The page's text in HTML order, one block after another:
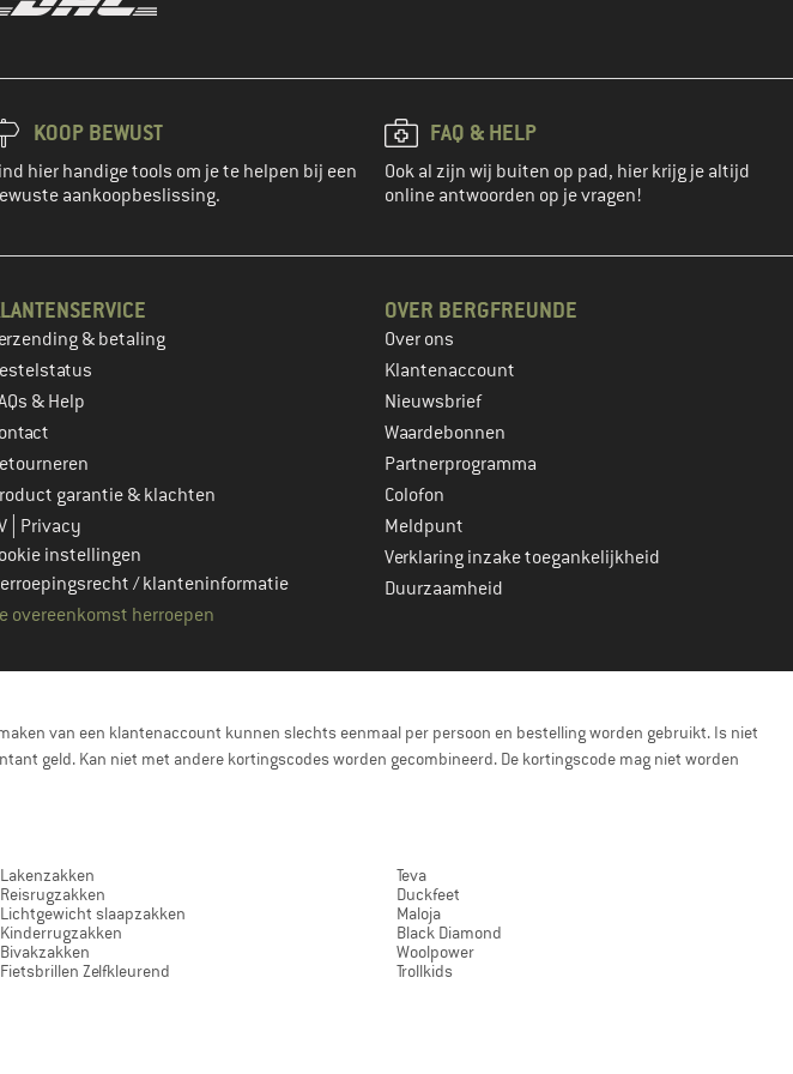
KOOP BEWUST
hier handige tools om je te helpen bij een
aankoopbeslissing.
FAQ & HELP
Ook al zijn wij buiten op pad, hier krijg je altijd
online antwoorden op je vragen!
& betaling
& Help
garantie & klachten
Privacy
instellingen
/ klanteninformatie
overeenkomst herroepen
OVER BERGFREUNDE
Over ons
Klantenaccount
Nieuwsbrief
Waardebonnen
Partnerprogramma
Colofon
Meldpunt
Verklaring inzake toegankelijkheid
Duurzaamheid
van een klantenaccount kunnen slechts eenmaal per persoon en bestelling worden gebruikt. Is niet
geld. Kan niet met andere kortingscodes worden gecombineerd. De kortingscode mag niet worden
Lakenzakken
Reisrugzakken
Lichtgewicht slaapzakken
Kinderrugzakken
Bivakzakken
Fietsbrillen Zelfkleurend
Teva
Duckfeet
Maloja
Black Diamond
Woolpower
Trollkids